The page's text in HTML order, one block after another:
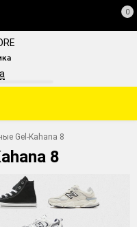
0
Gel-Kahana 8
8